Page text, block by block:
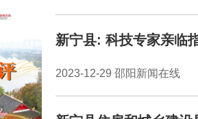
新宁县: 科技专家亲临
2023-12-29 邵阳新闻在线